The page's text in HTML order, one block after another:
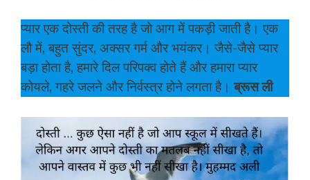
प्यार एक दोस्ती की तरह है जो आग में पकड़ी जाती है। एक
लौ में, बहुत सुंदर, अक्सर गर्म और भयंकर। जैसे-जैसे प्यार
बड़ा होता है, हमारे दिल परिपक्व होते हैं और हमारा प्यार
कोयले, गहरे जलने और निर्वस्त्र होने लगता है।ब्रूस ली